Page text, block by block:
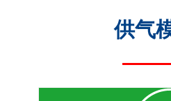
供气